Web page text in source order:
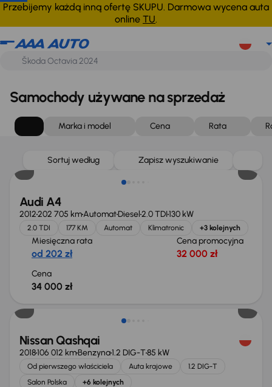
Przebijemy każdą inną ofertę SKUPU. Darmowa wycena auta
online TU.
Samochody używane na sprzedaż
Marka i model Cena Rata
Sortuj według Zapisz wyszukiwanie
Audi A4
2012202 705 kmAutomatDiesel2.0 TDI130 kW
2.0 TDI 177 KM Automat Klimatronic +3 kolejnych
Miesięczna rata
od 202 zł
Cena promocyjna
32 000 zł
Cena
34 000 zł
Nissan Qashqai
2018106 012 kmBenzyna1.2 DIG-T85 kW
Od pierwszego właściciela Auta krajowe
1.2 DIG-T
Salon Polska
+6 kolejnych